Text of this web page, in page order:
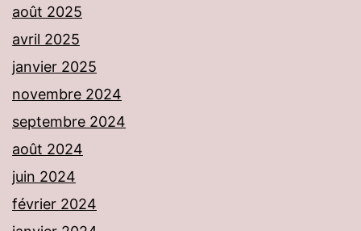
août 2025
avril 2025
janvier 2025
novembre 2024
septembre 2024
août 2024
juin 2024
février 2024